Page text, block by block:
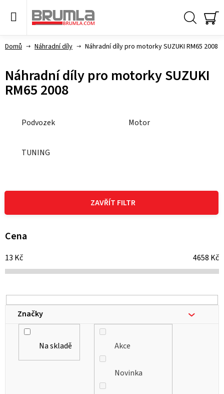
Domů Náhradní díly Náhradní díly pro motorky SUZUKI RM65 2008
Náhradní díly pro motorky SUZUKI
RM65 2008
Podvozek Motor
TUNING
ZAVŘÍT FILTR
Cena
13 Kč 4658 Kč
Na skladě Akce
Novinka
Značky
V
p
i
p
r
o
d